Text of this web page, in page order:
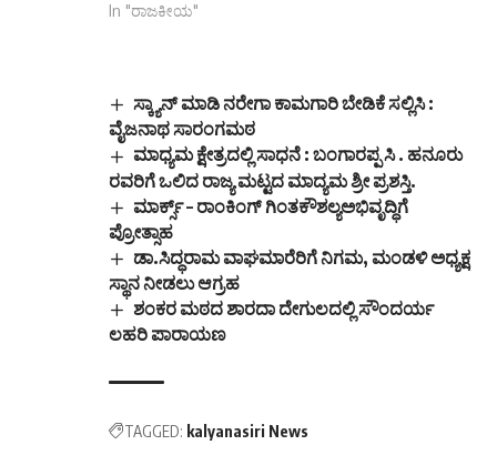
In "ರಾಜಕೀಯ"
ಸ್ಕ್ಯಾನ್‌ ಮಾಡಿ ನರೇಗಾ ಕಾಮಗಾರಿ ಬೇಡಿಕೆ ಸಲ್ಲಿಸಿ :
ವೈಜನಾಥ ಸಾರಂಗಮಠ
ಮಾಧ್ಯಮ ಕ್ಷೇತ್ರದಲ್ಲಿ ಸಾಧನೆ : ಬಂಗಾರಪ್ಪ ಸಿ . ಹನೂರು
ರವರಿಗೆ ಒಲಿದ ರಾಜ್ಯ ಮಟ್ಟದ ಮಾದ್ಯಮ ಶ್ರೀ ಪ್ರಶಸ್ತಿ.
ಮಾರ್ಕ್ಸ್ – ರಾಂಕಿಂಗ್ ಗಿಂತಕೌಶಲ್ಯಅಭಿವೃದ್ಧಿಗೆ
ಪ್ರೋತ್ಸಾಹ
ಡಾ.ಸಿದ್ಧರಾಮ ವಾಘಮಾರೆರಿಗೆ ನಿಗಮ, ಮಂಡಳಿ ಅಧ್ಯಕ್ಷ
ಸ್ಥಾನ ನೀಡಲು ಆಗ್ರಹ
ಶಂಕರ ಮಠದ ಶಾರದಾ ದೇಗುಲದಲ್ಲಿ ಸೌಂದರ್ಯ
ಲಹರಿ ಪಾರಾಯಣ
TAGGED: kalyanasiri News